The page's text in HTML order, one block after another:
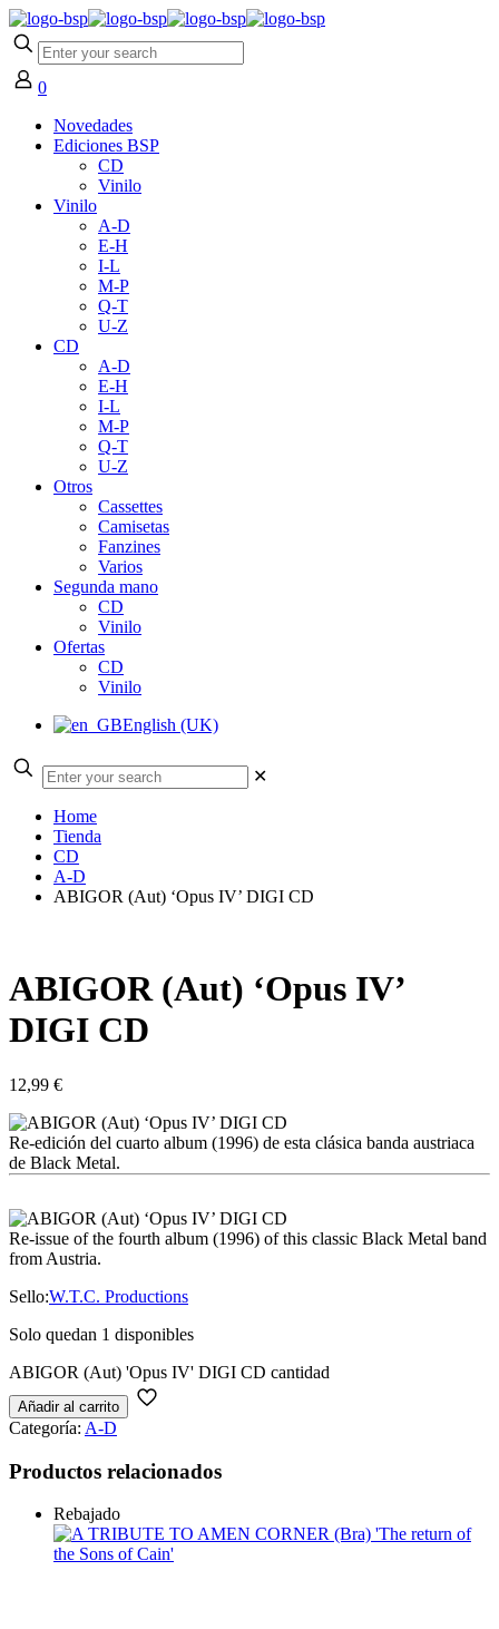
0
Novedades
Ediciones BSP
CD
Vinilo
Vinilo
A-D
E-H
I-L
M-P
Q-T
U-Z
CD
A-D
E-H
I-L
M-P
Q-T
U-Z
Otros
Cassettes
Camisetas
Fanzines
Varios
Segunda mano
CD
Vinilo
Ofertas
CD
Vinilo
English (UK)
✕
Home
Tienda
CD
A-D
ABIGOR (Aut) ‘Opus IV’ DIGI CD
ABIGOR (Aut) ‘Opus IV’
DIGI CD
12,99 €
Re-edición del cuarto album (1996) de esta clásica banda austriaca
de Black Metal.
Re-issue of the fourth album (1996) of this classic Black Metal band
from Austria.
Sello:W.T.C. Productions
Solo quedan 1 disponibles
ABIGOR (Aut) 'Opus IV' DIGI CD cantidad
Añadir al carrito
Categoría: A-D
Productos relacionados
Rebajado